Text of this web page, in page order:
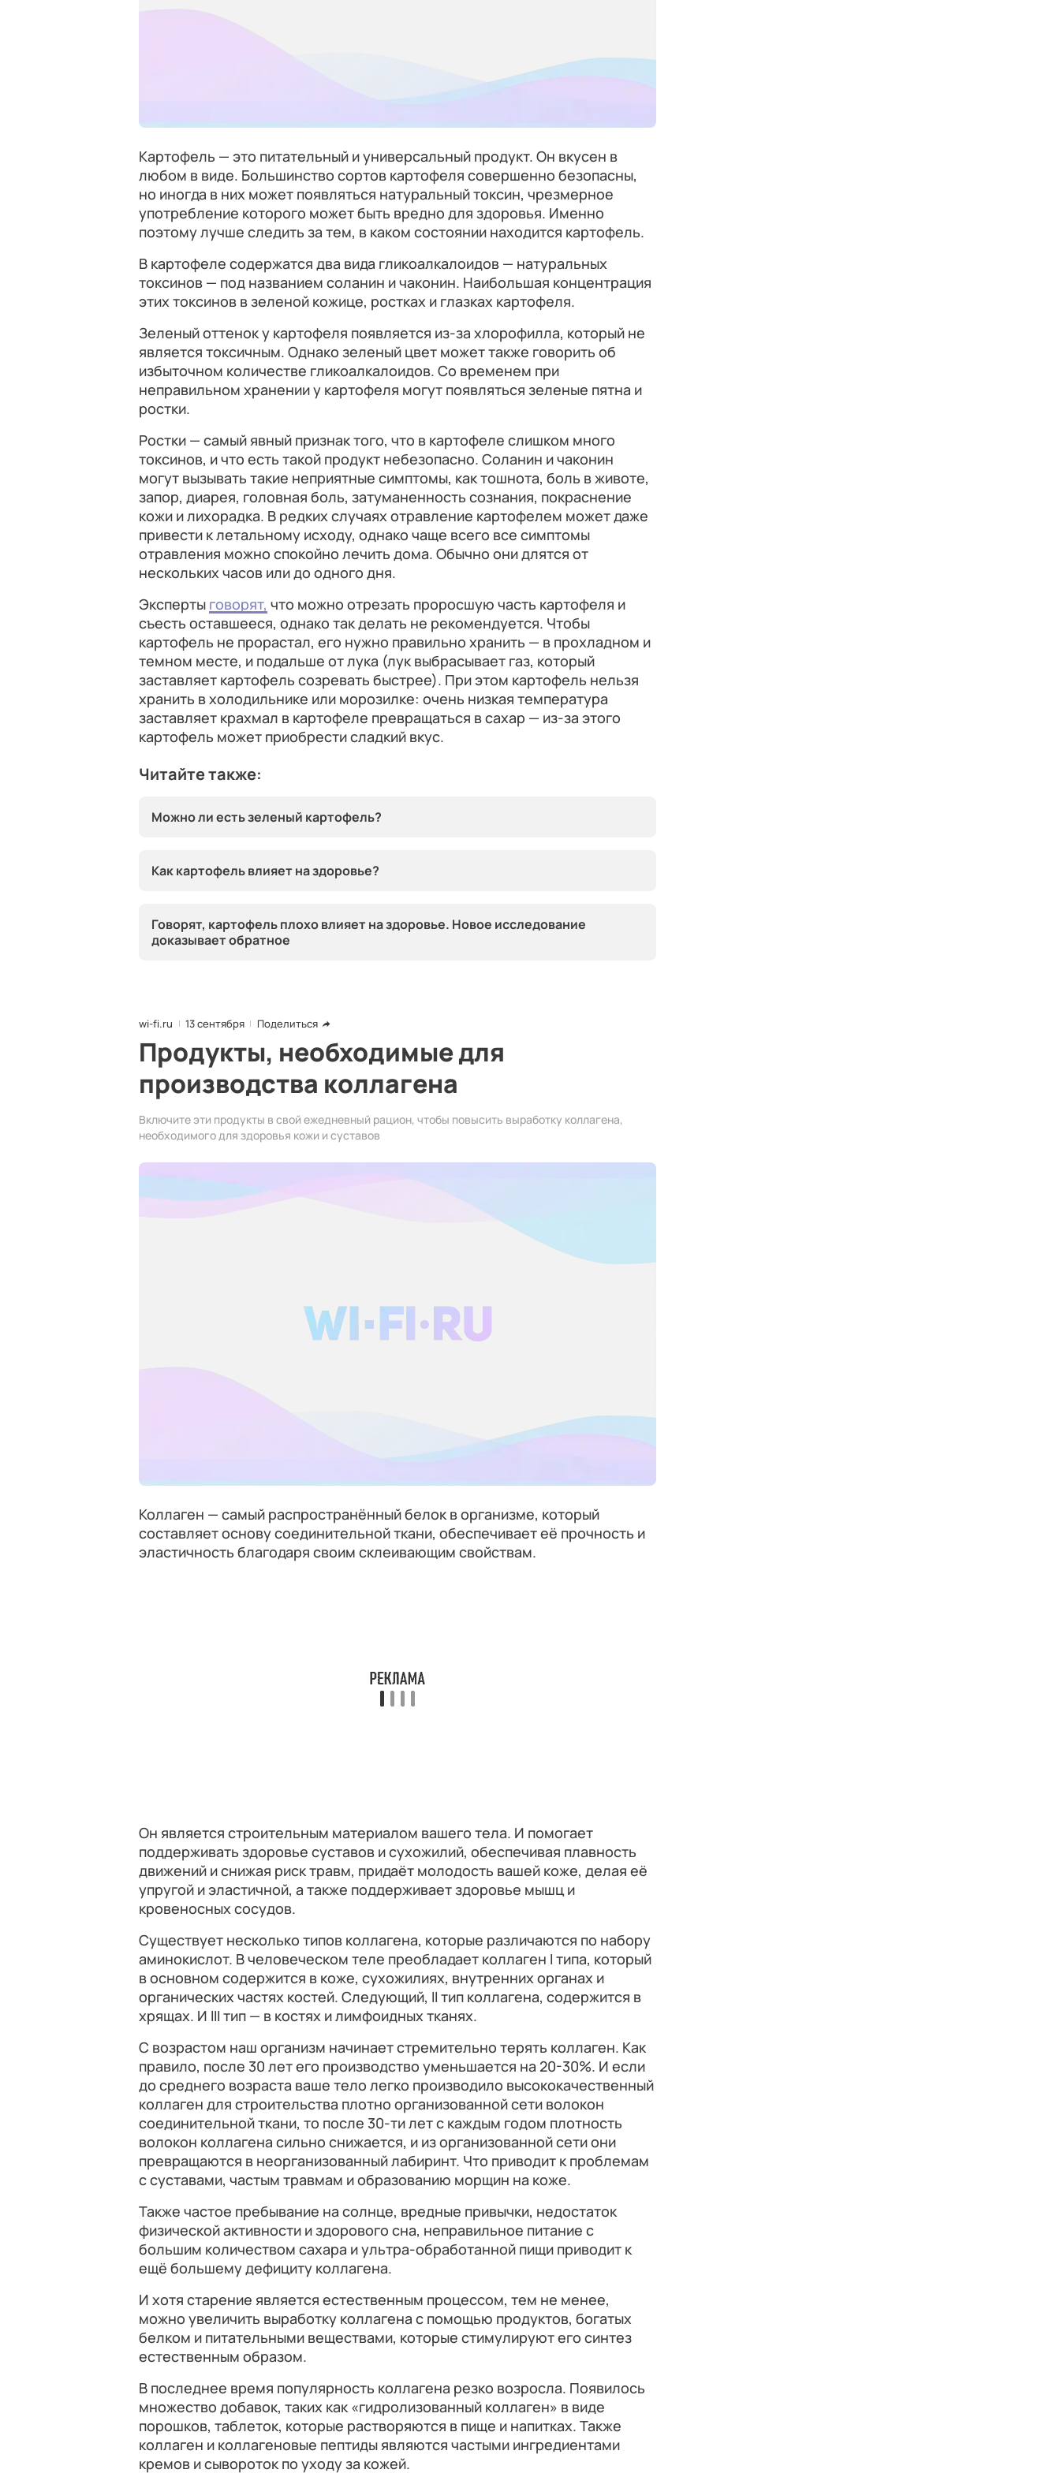
Картофель — это питательный и универсальный продукт. Он вкусен в
любом в виде. Большинство сортов картофеля совершенно безопасны,
но иногда в них может появляться натуральный токсин, чрезмерное
употребление которого может быть вредно для здоровья. Именно
поэтому лучше следить за тем, в каком состоянии находится картофель.
В картофеле содержатся два вида гликоалкалоидов — натуральных
токсинов — под названием соланин и чаконин. Наибольшая концентрация
этих токсинов в зеленой кожице, ростках и глазках картофеля.
Зеленый оттенок у картофеля появляется из-за хлорофилла, который не
является токсичным. Однако зеленый цвет может также говорить об
избыточном количестве гликоалкалоидов. Со временем при
неправильном хранении у картофеля могут появляться зеленые пятна и
ростки.
Ростки — самый явный признак того, что в картофеле слишком много
токсинов, и что есть такой продукт небезопасно. Соланин и чаконин
могут вызывать такие неприятные симптомы, как тошнота, боль в животе,
запор, диарея, головная боль, затуманенность сознания, покраснение
кожи и лихорадка. В редких случаях отравление картофелем может даже
привести к летальному исходу, однако чаще всего все симптомы
отравления можно спокойно лечить дома. Обычно они длятся от
нескольких часов или до одного дня.
Эксперты говорят, что можно отрезать проросшую часть картофеля и
съесть оставшееся, однако так делать не рекомендуется. Чтобы
картофель не прорастал, его нужно правильно хранить — в прохладном и
темном месте, и подальше от лука (лук выбрасывает газ, который
заставляет картофель созревать быстрее). При этом картофель нельзя
хранить в холодильнике или морозилке: очень низкая температура
заставляет крахмал в картофеле превращаться в сахар — из-за этого
картофель может приобрести сладкий вкус.
Читайте также:
Можно ли есть зеленый картофель?
Как картофель влияет на здоровье?
Говорят, картофель плохо влияет на здоровье. Новое исследование
доказывает обратное
wi-fi.ru 13 сентября Поделиться
Продукты, необходимые для
производства коллагена
Включите эти продукты в свой ежедневный рацион, чтобы повысить выработку коллагена,
необходимого для здоровья кожи и суставов
Коллаген — самый распространённый белок в организме, который
составляет основу соединительной ткани, обеспечивает её прочность и
эластичность благодаря своим склеивающим свойствам.
Он является строительным материалом вашего тела. И помогает
поддерживать здоровье суставов и сухожилий, обеспечивая плавность
движений и снижая риск травм, придаёт молодость вашей коже, делая её
упругой и эластичной, а также поддерживает здоровье мышц и
кровеносных сосудов.
Существует несколько типов коллагена, которые различаются по набору
аминокислот. В человеческом теле преобладает коллаген I типа, который
в основном содержится в коже, сухожилиях, внутренних органах и
органических частях костей. Следующий, II тип коллагена, содержится в
хрящах. И III тип — в костях и лимфоидных тканях.
С возрастом наш организм начинает стремительно терять коллаген. Как
правило, после 30 лет его производство уменьшается на 20-30%. И если
до среднего возраста ваше тело легко производило высококачественный
коллаген для строительства плотно организованной сети волокон
соединительной ткани, то после 30-ти лет с каждым годом плотность
волокон коллагена сильно снижается, и из организованной сети они
превращаются в неорганизованный лабиринт. Что приводит к проблемам
с суставами, частым травмам и образованию морщин на коже.
Также частое пребывание на солнце, вредные привычки, недостаток
физической активности и здорового сна, неправильное питание с
большим количеством сахара и ультра-обработанной пищи приводит к
ещё большему дефициту коллагена.
И хотя старение является естественным процессом, тем не менее,
можно увеличить выработку коллагена с помощью продуктов, богатых
белком и питательными веществами, которые стимулируют его синтез
естественным образом.
В последнее время популярность коллагена резко возросла. Появилось
множество добавок, таких как «гидролизованный коллаген» в виде
порошков, таблеток, которые растворяются в пище и напитках. Также
коллаген и коллагеновые пептиды являются частыми ингредиентами
кремов и сывороток по уходу за кожей.